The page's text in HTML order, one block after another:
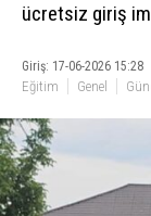
ücretsiz giriş
Giriş: 17-06-2026 15:28
Eğitim Genel